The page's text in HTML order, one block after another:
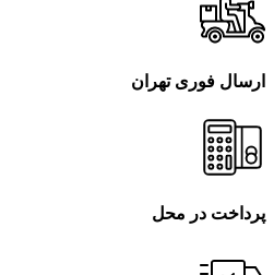
ارسال فوری تهران
پرداخت در محل